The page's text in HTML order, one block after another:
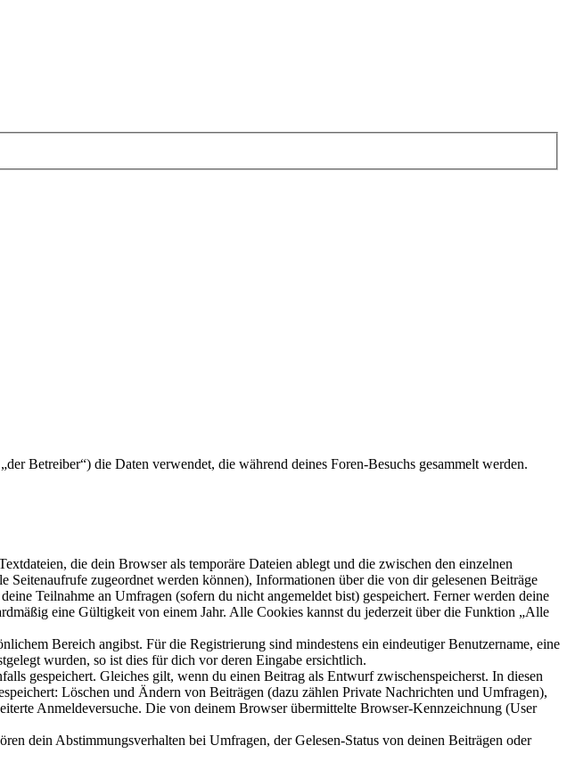
Betreiber“) die Daten verwendet, die während deines Foren-Besuchs gesammelt werden.
die dein Browser als temporäre Dateien ablegt und die zwischen den einzelnen
zugeordnet werden können), Informationen über die von dir gelesenen Beiträge
Teilnahme an Umfragen (sofern du nicht angemeldet bist) gespeichert. Ferner werden deine
eine Gültigkeit von einem Jahr. Alle Cookies kannst du jederzeit über die Funktion „Alle
Bereich angibst. Für die Registrierung sind mindestens ein eindeutiger Benutzername, eine
wurden, so ist dies für dich vor deren Eingabe ersichtlich.
gespeichert. Gleiches gilt, wenn du einen Beitrag als Entwurf zwischenspeicherst. In diesen
Löschen und Ändern von Beiträgen (dazu zählen Private Nachrichten und Umfragen),
Anmeldeversuche. Die von deinem Browser übermittelte Browser-Kennzeichnung (User
dein Abstimmungsverhalten bei Umfragen, der Gelesen-Status von deinen Beiträgen oder